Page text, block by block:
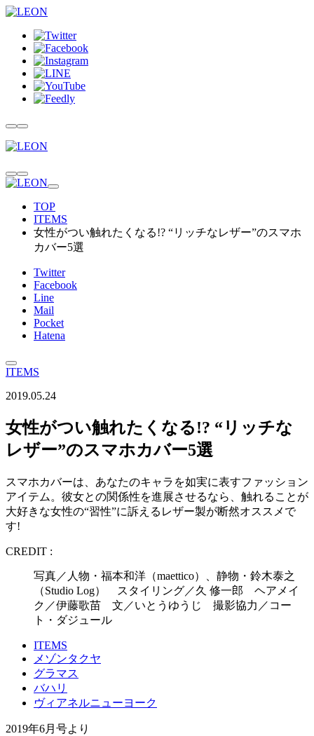
TOP
ITEMS
女性がつい触れたくなる!? “リッチなレザー”のスマホ
カバー5選
Twitter
Facebook
Line
Mail
Pocket
Hatena
ITEMS
2019.05.24
女性がつい触れたくなる!? “リッチな
レザー”のスマホカバー5選
スマホカバーは、あなたのキャラを如実に表すファッション
アイテム。彼女との関係性を進展させるなら、触れることが
大好きな女性の“習性”に訴えるレザー製が断然オススメで
す!
CREDIT :
写真／人物・福本和洋（maettico）、静物・鈴木泰之
（Studio Log） スタイリング／久 修一郎 ヘアメイ
ク／伊藤歌苗 文／いとうゆうじ 撮影協力／コー
ト・ダジュール
ITEMS
メゾンタクヤ
グラマス
バハリ
ヴィアネルニューヨーク
2019年6月号より